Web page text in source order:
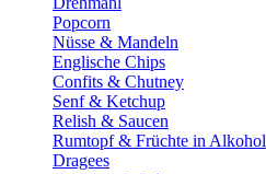
Popcorn
Nüsse & Mandeln
Englische Chips
Confits & Chutney
Senf & Ketchup
Relish & Saucen
Rumtopf & Früchte in Alkohol
Dragees